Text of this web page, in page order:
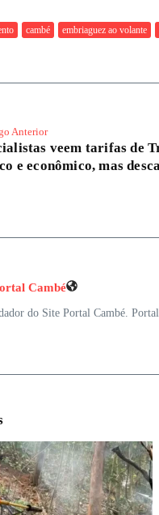
cambé embriaguez ao volante
Anterior
veem tarifas de
e econômico, mas
Cambé
do Site Portal Cambé.